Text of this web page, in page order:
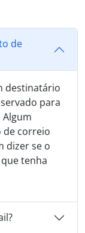
de
destinatário
para
de correio
dizer se o
tenha